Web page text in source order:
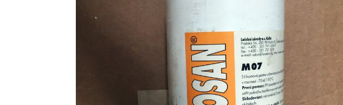
NÁSTĚNÁ STROPNÍ KONZOLE 6900KS MOLITAN Z TOVARNY NA MATRACE